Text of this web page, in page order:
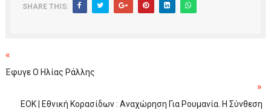
SHARE THIS:
«
Έφυγε Ο Ηλίας Ράλλης
»
EOK | Εθνική Κορασίδων : Αναχώρηση Για Ρουμανία. Η Σύνθεση